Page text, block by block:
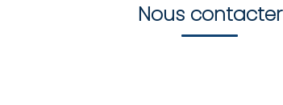
Nous contacter